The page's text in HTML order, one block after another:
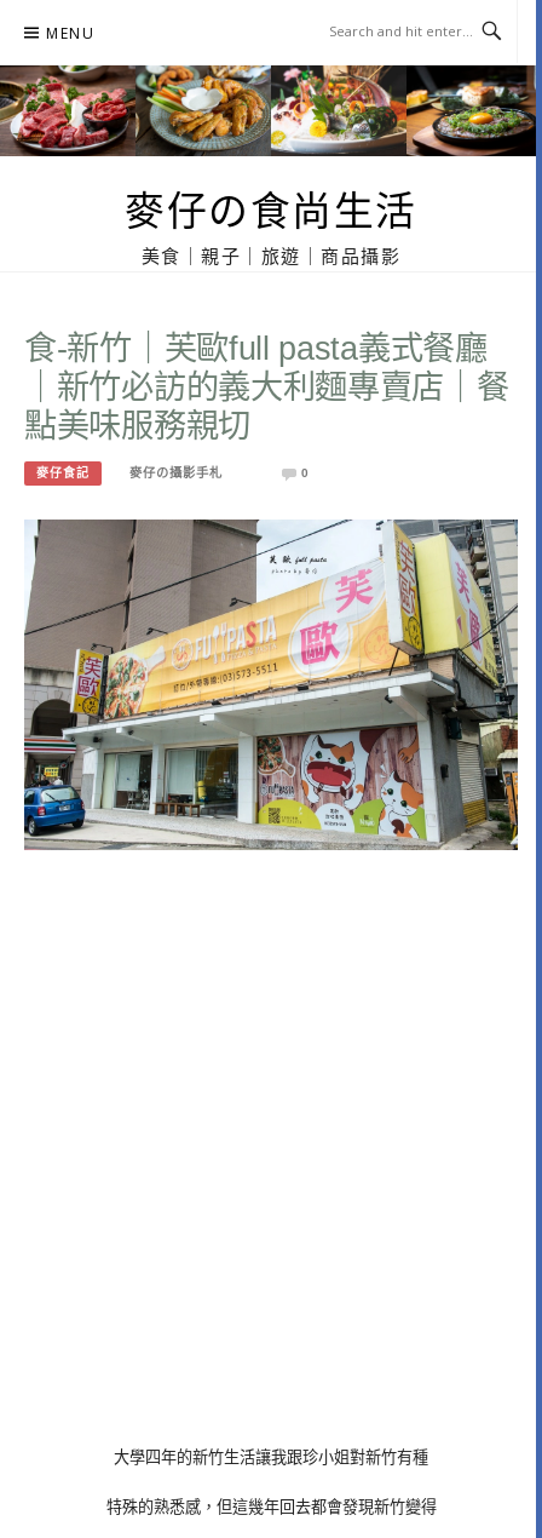
content
MENU
麥仔の食尚生活
美食｜親子｜旅遊｜商品攝影
食-新竹｜芙歐full pasta義式餐廳
｜新竹必訪的義大利麵專賣店｜餐
點美味服務親切
麥仔食記 麥仔の攝影手札 0
大學四年的新竹生活讓我跟珍小姐對新竹有種
特殊的熟悉感，但這幾年回去都會發現新竹變得